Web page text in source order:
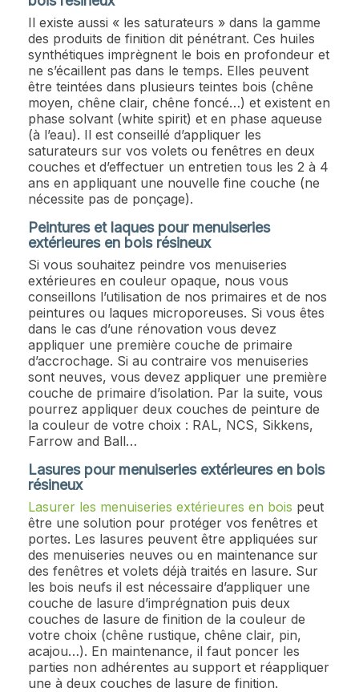
Il existe aussi « les saturateurs » dans la gamme
des produits de finition dit pénétrant. Ces huiles
synthétiques imprègnent le bois en profondeur et
ne s’écaillent pas dans le temps. Elles peuvent
être teintées dans plusieurs teintes bois (chêne
moyen, chêne clair, chêne foncé…) et existent en
phase solvant (white spirit) et en phase aqueuse
(à l’eau). Il est conseillé d’appliquer les
saturateurs sur vos volets ou fenêtres en deux
couches et d’effectuer un entretien tous les 2 à 4
ans en appliquant une nouvelle fine couche (ne
nécessite pas de ponçage).
Peintures et laques pour menuiseries
extérieures en bois résineux
Si vous souhaitez peindre vos menuiseries
extérieures en couleur opaque, nous vous
conseillons l’utilisation de nos primaires et de nos
peintures ou laques microporeuses. Si vous êtes
dans le cas d’une rénovation vous devez
appliquer une première couche de primaire
d’accrochage. Si au contraire vos menuiseries
sont neuves, vous devez appliquer une première
couche de primaire d’isolation. Par la suite, vous
pourrez appliquer deux couches de peinture de
la couleur de votre choix : RAL, NCS, Sikkens,
Farrow and Ball…
Lasures pour menuiseries extérieures en bois
résineux
Lasurer les menuiseries extérieures en bois peut
être une solution pour protéger vos fenêtres et
portes. Les lasures peuvent être appliquées sur
des menuiseries neuves ou en maintenance sur
des fenêtres et volets déjà traités en lasure. Sur
les bois neufs il est nécessaire d’appliquer une
couche de lasure d’imprégnation puis deux
couches de lasure de finition de la couleur de
votre choix (chêne rustique, chêne clair, pin,
acajou…). En maintenance, il faut poncer les
parties non adhérentes au support et réappliquer
une à deux couches de lasure de finition.